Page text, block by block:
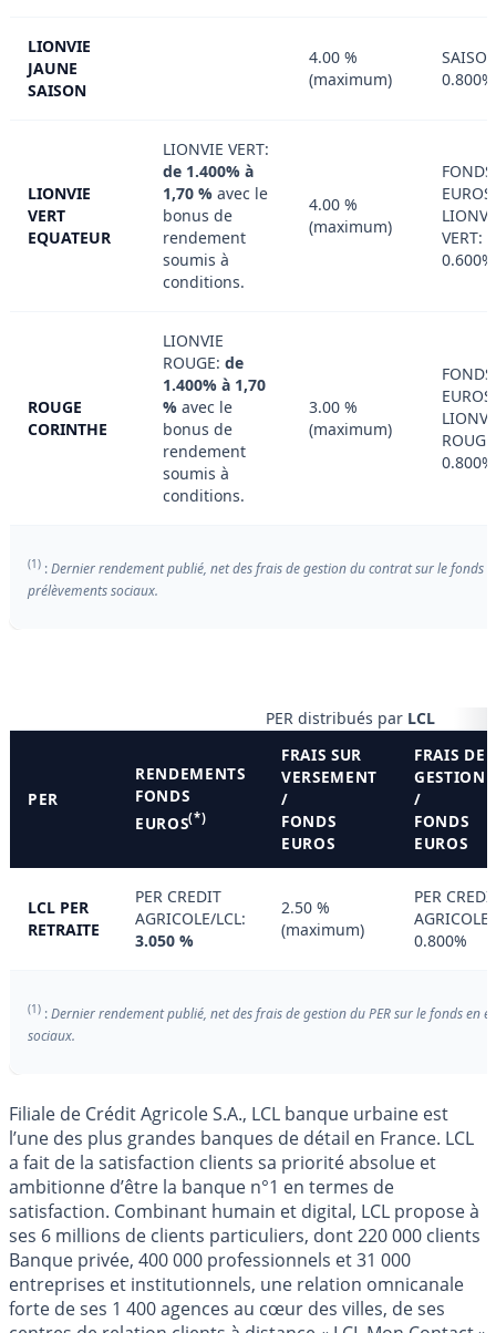
LIONVIE
JAUNE
SAISON
4.00 %
(maximum)
0.800%
LIONVIE
VERT
EQUATEUR
LIONVIE VERT:
de 1.400% à
1,70 % avec le
bonus de
rendement
soumis à
conditions.
4.00 %
(maximum)
FONDS
EUROS
VERT:
0.600%
ROUGE
CORINTHE
LIONVIE
ROUGE: de
1.400% à 1,70
% avec le
bonus de
rendement
soumis à
conditions.
3.00 %
(maximum)
FONDS
EUROS
0.800%
(1) :Dernier rendement publié, net des frais de gestion du contrat sur le fonds
prélèvements sociaux.
PER distribués par LCL
PER
RENDEMENTS
FONDS
EUROS(*)
FRAIS SUR
VERSEMENT
/
FONDS
EUROS
FRAIS DE
GESTION
/
FONDS
EUROS
LCL PER
RETRAITE
PER CREDIT
AGRICOLE/LCL:
3.050 %
2.50 %
(maximum)
PER
0.800%
(1) :Dernier rendement publié, net des frais de gestion du PER sur le fonds en
sociaux.
Filiale de Crédit Agricole S.A., LCL banque urbaine est
l’une des plus grandes banques de détail en France. LCL
a fait de la satisfaction clients sa priorité absolue et
ambitionne d’être la banque n°1 en termes de
satisfaction. Combinant humain et digital, LCL propose à
ses 6 millions de clients particuliers, dont 220 000 clients
Banque privée, 400 000 professionnels et 31 000
entreprises et institutionnels, une relation omnicanale
forte de ses 1 400 agences au cœur des villes, de ses